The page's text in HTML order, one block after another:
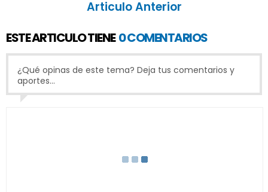
Articulo Anterior
ESTE ARTICULO TIENE 0 COMENTARIOS
¿Qué opinas de este tema? Deja tus comentarios y
aportes...